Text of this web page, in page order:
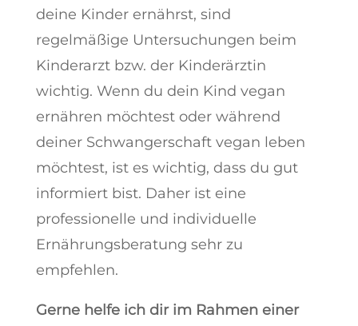
deine Kinder ernährst, sind
regelmäßige Untersuchungen beim
Kinderarzt bzw. der Kinderärztin
wichtig. Wenn du dein Kind vegan
ernähren möchtest oder während
deiner Schwangerschaft vegan leben
möchtest, ist es wichtig, dass du gut
informiert bist. Daher ist eine
professionelle und individuelle
Ernährungsberatung sehr zu
empfehlen.
Gerne helfe ich dir im Rahmen einer